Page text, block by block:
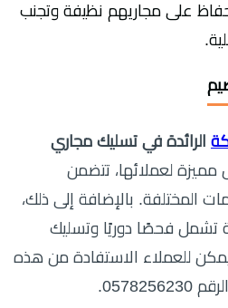
على مجاريهم نظيفة وتجنب
الرائدة في تسليك مجاري
لعملائها، تتضمن
المختلفة. بالإضافة إلى ذلك،
تشمل فحصًا دوريًا وتسليك
يمكن للعملاء الاستفادة من هذه